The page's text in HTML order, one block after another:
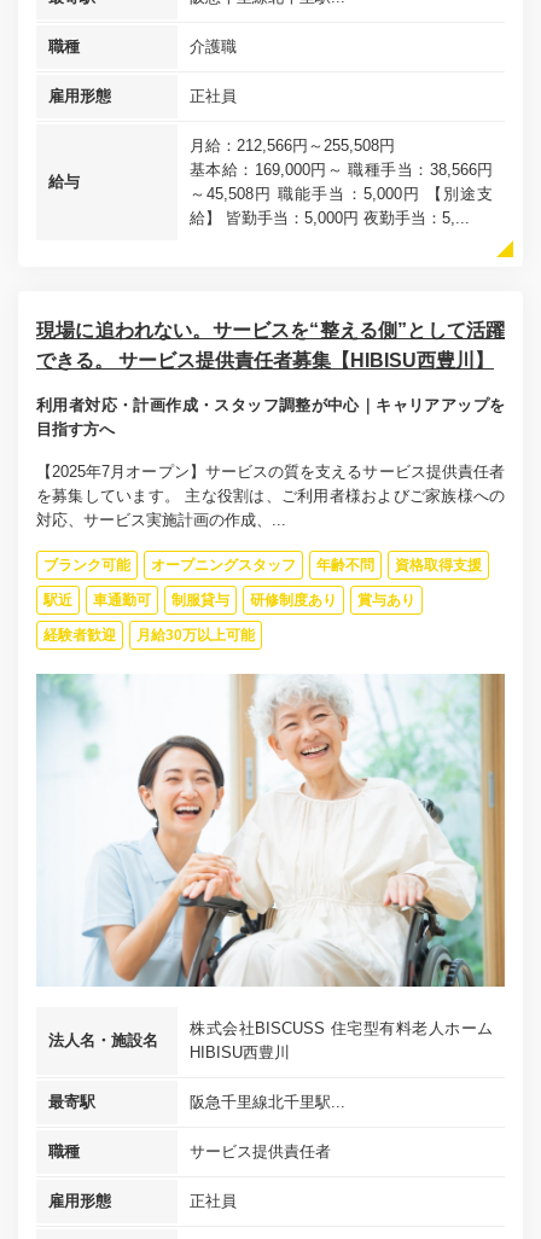
職種 介護職
雇用形態 正社員
給与
月給：212,566円～255,508円
基本給：169,000円～ 職種手当：38,566円
～45,508円 職能手当：5,000円 【別途支
給】 皆勤手当：5,000円 夜勤手当：5,...
現場に追われない。サービスを“整える側”として活躍
できる。 サービス提供責任者募集【HIBISU西豊川】
利用者対応・計画作成・スタッフ調整が中心｜キャリアアップを
目指す方へ
【2025年7月オープン】サービスの質を支えるサービス提供責任者
を募集しています。 主な役割は、ご利用者様およびご家族様への
対応、サービス実施計画の作成、...
ブランク可能 オープニングスタッフ 年齢不問 資格取得支援
駅近 車通勤可 制服貸与 研修制度あり 賞与あり
経験者歓迎 月給30万以上可能
法人名・施設名
株式会社BISCUSS 住宅型有料老人ホーム
HIBISU西豊川
最寄駅 阪急千里線北千里駅...
職種 サービス提供責任者
雇用形態 正社員